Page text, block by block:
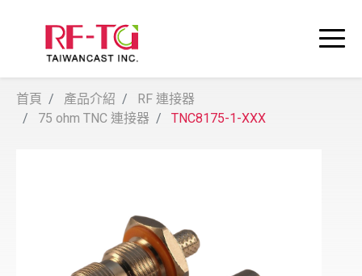
首頁 產品介紹
RF 連接器
75 ohm TNC 連接器
TNC8175-1-XXX